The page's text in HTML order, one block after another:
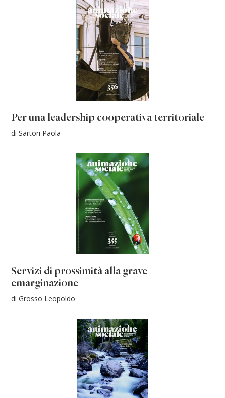
Per una leadership cooperativa territoriale
di Sartori Paola
Servizi di prossimità alla grave
emarginazione
di Grosso Leopoldo